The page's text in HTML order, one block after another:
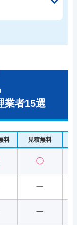
業者15選
料 見積無料
〇
ー
ー